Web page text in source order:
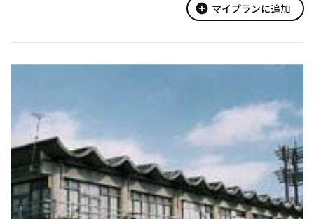
add_circle マイプランに追加